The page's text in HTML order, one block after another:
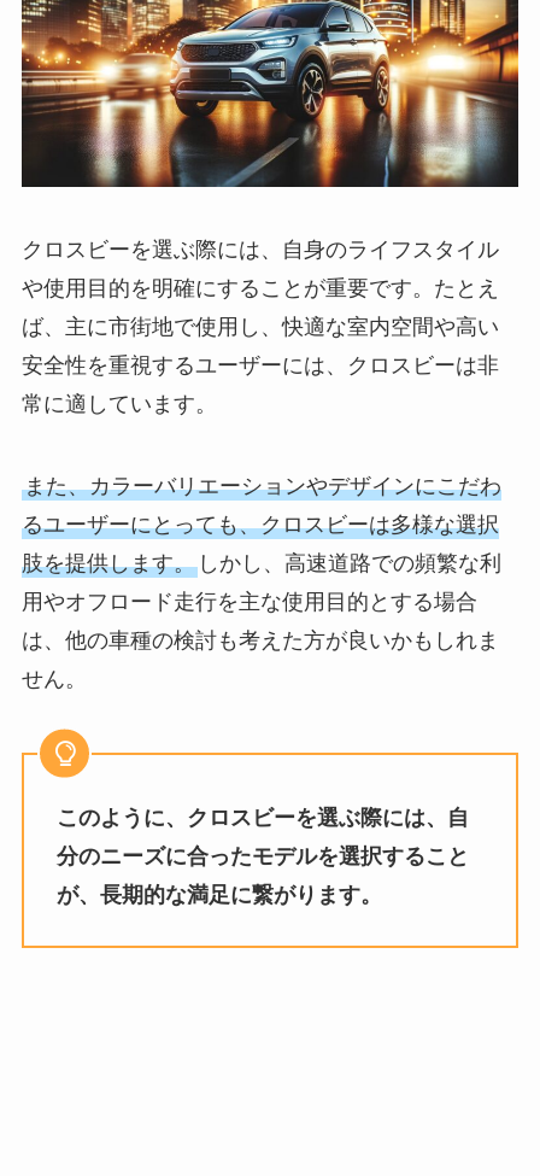
クロスビーを選ぶ際には、自身のライフスタイル
や使用目的を明確にすることが重要です。たとえ
ば、主に市街地で使用し、快適な室内空間や高い
安全性を重視するユーザーには、クロスビーは非
常に適しています。
また、カラーバリエーションやデザインにこだわ
るユーザーにとっても、クロスビーは多様な選択
肢を提供します。しかし、高速道路での頻繁な利
用やオフロード走行を主な使用目的とする場合
は、他の車種の検討も考えた方が良いかもしれま
せん。
このように、クロスビーを選ぶ際には、自
分のニーズに合ったモデルを選択すること
が、長期的な満足に繋がります。